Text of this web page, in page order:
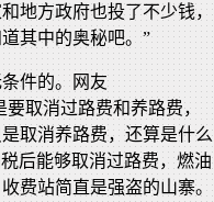
地方政府也投了不少钱，
其中的奥秘吧。”
件的。网友
要取消过路费和养路费，
取消养路费，还算是什么
后能够取消过路费，燃油
费站简直是强盗的山寨。